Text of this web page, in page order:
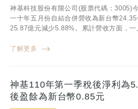
神基科技股份有限公司(股票代碼：3005)
一十年五月份自結合併營收為新台幣
25.87億元減少5.88%。累計營收方面，一
了解更多
神基110年第一季稅後淨利為
後盈餘為新台幣0.85元